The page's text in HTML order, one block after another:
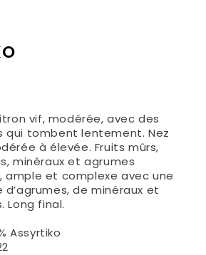
vif, modérée, avec des
qui tombent lentement. Nez
à élevée. Fruits mûrs,
minéraux et agrumes
ample et complexe avec une
d’agrumes, de minéraux et
Long final.
Assyrtiko